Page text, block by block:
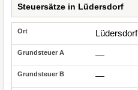
Steuersätze in Lüdersdorf
Lüdersdorf
—
—